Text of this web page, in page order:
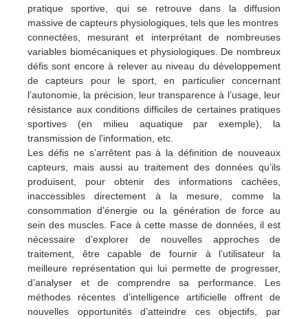
pratique sportive, qui se retrouve dans la diffusion
massive de capteurs physiologiques, tels que les montres
connectées, mesurant et interprétant de nombreuses
variables biomécaniques et physiologiques. De nombreux
défis sont encore à relever au niveau du développement
de capteurs pour le sport, en particulier concernant
l’autonomie, la précision, leur transparence à l’usage, leur
résistance aux conditions difficiles de certaines pratiques
sportives (en milieu aquatique par exemple), la
transmission de l’information, etc.
Les défis ne s’arrêtent pas à la définition de nouveaux
capteurs, mais aussi au traitement des données qu’ils
produisent, pour obtenir des informations cachées,
inaccessibles directement à la mesure, comme la
consommation d’énergie ou la génération de force au
sein des muscles. Face à cette masse de données, il est
nécessaire d’explorer de nouvelles approches de
traitement, être capable de fournir à l’utilisateur la
meilleure représentation qui lui permette de progresser,
d’analyser et de comprendre sa performance. Les
méthodes récentes d’intelligence artificielle offrent de
nouvelles opportunités d’atteindre ces objectifs, par